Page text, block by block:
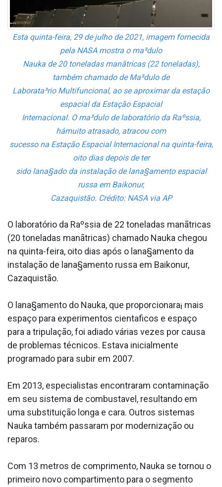
Esta quinta-feira, 29 de julho de 2021, imagem fornecida
pela NASA mostra o ma³dulo
Nauka de 20 toneladas manãtricas (22 toneladas),
também chamado de Ma³dulo de
Laborata³rio Multifuncional, ao se aproximar da estação
espacial da Estação Espacial
Internacional. O ma³dulo de laboratório da Raºssia,
hámuito atrasado, atracou com
sucesso na Estação Espacial Internacional na quinta-feira,
oito dias depois de ter
sido lana§ado da instalação de lana§amento espacial
russa em Baikonur,
Cazaquistão. Crédito: NASA via AP
O laboratório da Raºssia de 22 toneladas manãtricas
(20 toneladas manãtricas) chamado Nauka chegou
na quinta-feira, oito dias após o lana§amento da
instalação de lana§amento russa em Baikonur,
Cazaquistão.
O lana§amento do Nauka, que proporcionara¡ mais
espaço para experimentos cienta­ficos e espaço
para a tripulação, foi adiado várias vezes por causa
de problemas técnicos. Estava inicialmente
programado para subir em 2007.
Em 2013, especialistas encontraram contaminação
em seu sistema de combusta­vel, resultando em
uma substituição longa e cara. Outros sistemas
Nauka também passaram por modernização ou
reparos.
Com 13 metros de comprimento, Nauka se tornou o
primeiro novo compartimento para o segmento